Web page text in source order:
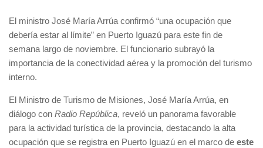
El ministro José María Arrúa confirmó “una ocupación que
debería estar al límite” en Puerto Iguazú para este fin de
semana largo de noviembre. El funcionario subrayó la
importancia de la conectividad aérea y la promoción del turismo
interno.
El Ministro de Turismo de Misiones, José María Arrúa, en
diálogo con Radio República, reveló un panorama favorable
para la actividad turística de la provincia, destacando la alta
ocupación que se registra en Puerto Iguazú en el marco de este